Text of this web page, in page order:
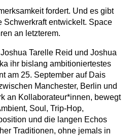
fordert. Und es gibt
Schwerkraft entwickelt. Space
an letzterem.
Tarelle Reid und Joshua
ihr bislang ambitioniertestes
am 25. September auf Dais
Manchester, Berlin und
an Kollaborateur*innen, bewegt
Soul, Trip-Hop,
und die langen Echos
Traditionen, ohne jemals in